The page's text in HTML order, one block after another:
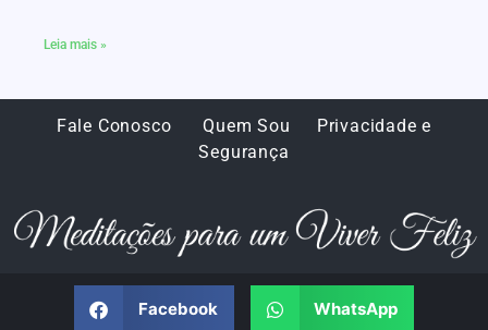
Leia mais »
Fale Conosco Quem Sou
Privacidade e
Segurança
Facebook WhatsApp